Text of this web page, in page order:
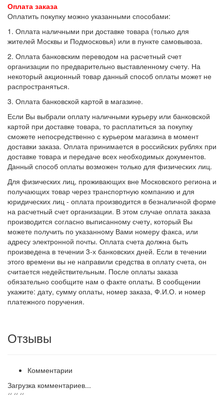
Оплата заказа
Оплатить покупку можно указанными способами:
1. Оплата наличными при доставке товара (только для
жителей Москвы и Подмосковья) или в пункте самовывоза.
2. Оплата банковским переводом на расчетный счет
организации по предварительно выставленному счету. На
некоторый акционный товар данный способ оплаты может не
распространяться.
3. Оплата банковской картой в магазине.
Если Вы выбрали оплату наличными курьеру или банковской
картой при доставке товара, то расплатиться за покупку
сможете непосредственно с курьером магазина в момент
доставки заказа. Оплата принимается в российских рублях при
доставке товара и передаче всех необходимых документов.
Данный способ оплаты возможен только для физических лиц.
Для физических лиц, проживающих вне Московского региона и
получающих товар через транспортную компанию и для
юридических лиц - оплата производится в безналичной форме
на расчетный счет организации. В этом случае оплата заказа
производится согласно выписанному счету, который Вы
можете получить по указанному Вами номеру факса, или
адресу электронной почты. Оплата счета должна быть
произведена в течении 3-х банковских дней. Если в течении
этого времени вы не направили средства в оплату счета, он
считается недействительным. После оплаты заказа
обязательно сообщите нам о факте оплаты. В сообщении
укажите: дату, сумму оплаты, номер заказа, Ф.И.О. и номер
платежного поручения.
Отзывы
Комментарии
Загрузка комментариев...